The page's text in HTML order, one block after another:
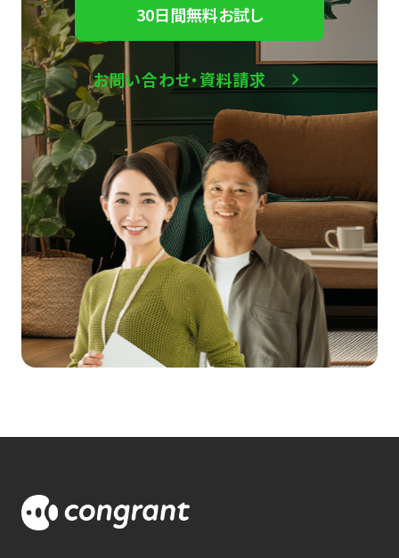
30日間無料お試し
お問い合わせ・資料請求